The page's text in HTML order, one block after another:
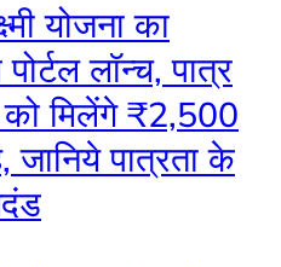
योजना का
लॉन्च, पात्र
मिलेंगे ₹2,500
जानिये पात्रता के